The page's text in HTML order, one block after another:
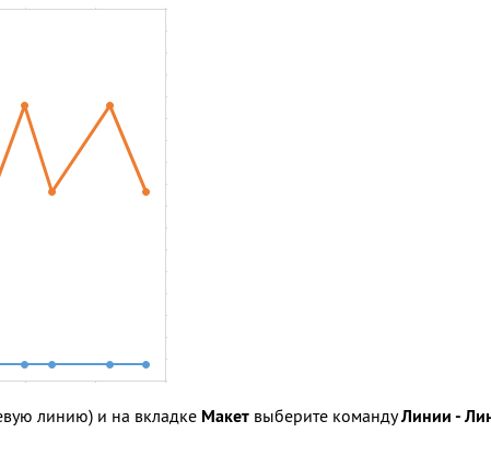
линию) и на вкладке Макетвыберите командуЛинии -